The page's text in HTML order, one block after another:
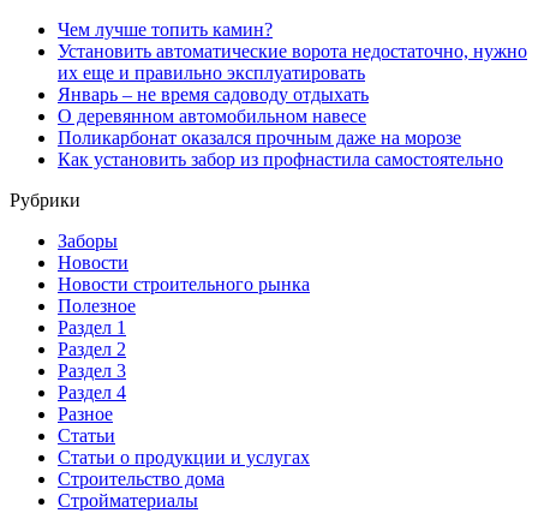
Чем лучше топить камин?
Установить автоматические ворота недостаточно, нужно
их еще и правильно эксплуатировать
Январь – не время садоводу отдыхать
О деревянном автомобильном навесе
Поликарбонат оказался прочным даже на морозе
Как установить забор из профнастила самостоятельно
Рубрики
Заборы
Новости
Новости строительного рынка
Полезное
Раздел 1
Раздел 2
Раздел 3
Раздел 4
Разное
Статьи
Статьи o продукции и услугах
Строительство дома
Стройматериалы